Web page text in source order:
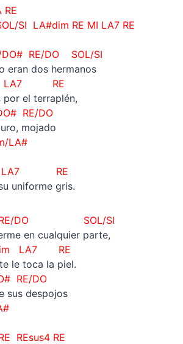
RE
SI LA#dim RE MI LA7 RE
DO SOL/SI
eran dos hermanos
RE
el terraplén,
DO
mojado
LA#
RE
uniforme gris.
RE/DO SOL/SI
en cualquier parte,
RE
le toca la piel.
DO
sus despojos
RE